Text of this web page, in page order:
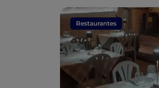
Restaurantes